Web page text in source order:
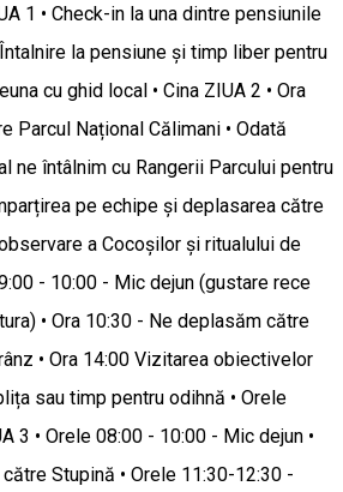
1 • Check-in la una dintre pensiunile
la pensiune și timp liber pentru
cu ghid local • Cina ZIUA 2 • Ora
Parcul Național Călimani • Odată
ne întâlnim cu Rangerii Parcului pentru
pe echipe și deplasarea către
a Cocoșilor și ritualului de
- 10:00 - Mic dejun (gustare rece
• Ora 10:30 - Ne deplasăm către
• Ora 14:00 Vizitarea obiectivelor
sau timp pentru odihnă • Orele
3 • Orele 08:00 - 10:00 - Mic dejun •
Stupină • Orele 11:30-12:30 -